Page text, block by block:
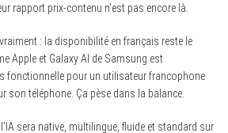
rapport prix-contenu n’est pas encore là.
: la disponibilité en français reste le
Apple et Galaxy AI de Samsung est
fonctionnelle pour un utilisateur francophone
son téléphone. Ça pèse dans la balance.
l’IA sera native, multilingue, fluide et standard sur